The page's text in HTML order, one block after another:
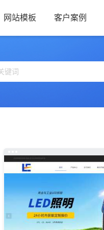
网站模板 客户案例